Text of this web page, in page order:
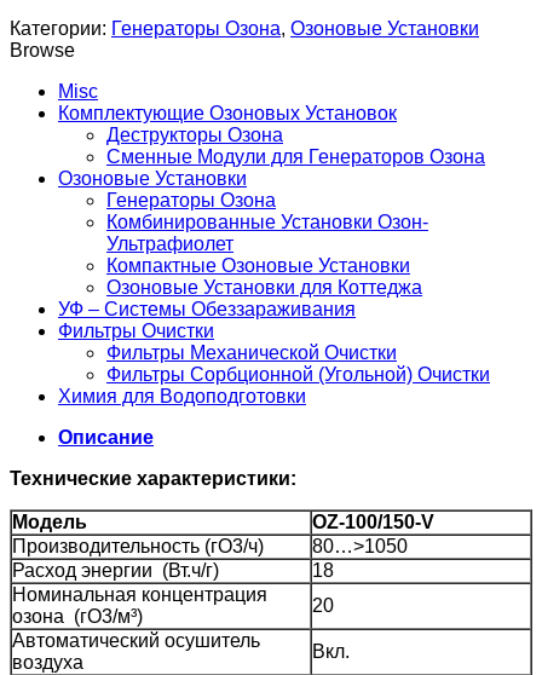
Категории: Генераторы Озона, Озоновые Установки
Browse
Misc
Комплектующие Озоновых Установок
Деструкторы Oзона
Сменные Модули для Генераторов Озона
Озоновые Установки
Генераторы Озона
Комбинированные Установки Озон-
Ультрафиолет
Компактные Озоновые Установки
Озоновые Установки для Коттеджа
УФ – Системы Обеззараживания
Фильтры Очистки
Фильтры Механической Очистки
Фильтры Сорбционной (Угольной) Очистки
Химия для Водоподготовки
Описание
Технические характеристики:
Модель
OZ-100/150-V
Производительность (гO3/ч)
80…>1050
Расход энергии (Вт.ч/г)
18
Номинальная концентрация
озона (гO3/м³)
20
Автоматический осушитель
воздуха
Вкл.